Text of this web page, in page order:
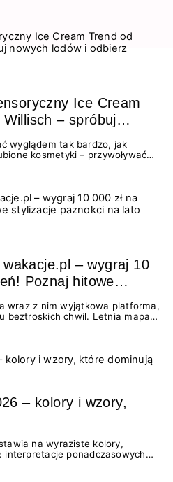
Ice Cream
– spróbuj
prezent!
wyglądem tak bardzo, jak
kosmetyki – przywoływać
deserów to coś więcej niż
aksamitną teksturę,
na podniebieniu. Tego lata
tworząc unikalny projekt
– wygraj 10
Poznaj hitowe
wraz z nim wyjątkowa platforma,
beztroskich chwil. Letnia mapa
wyjazdów, przez
i kolekcjonowanie
przygotowaliśmy coś absolutnie
wakacje.pl oraz dawkę
– kolory i wzory,
na wyraziste kolory,
interpretacje ponadczasowych
inspirowanych wakacjami, jak